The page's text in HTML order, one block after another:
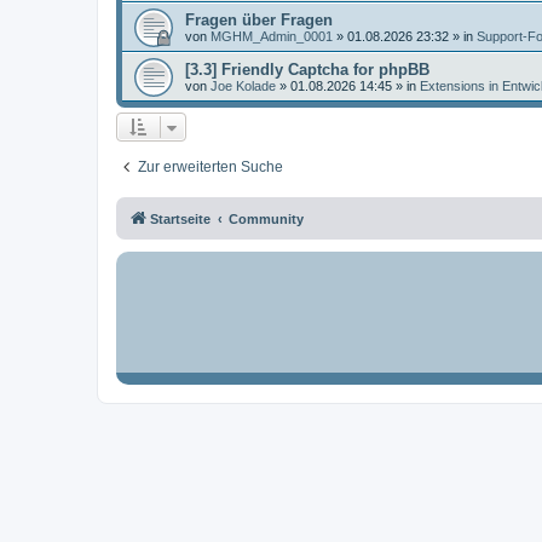
Fragen über Fragen
von MGHM_Admin_0001 » 01.08.2026 23:32 » in Support-
[3.3] Friendly Captcha for phpBB
von Joe Kolade » 01.08.2026 14:45 » in Extensions in
Zur erweiterten Suche
Startseite Community